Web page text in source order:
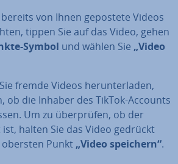
von Ihnen gepostete Videos
tippen Sie auf das Video, gehen
Symbol und wählen Sie „Video
fremde Videos her­un­ter­la­den,
ob die Inhaber des TikTok-Accounts
Um zu über­prü­fen, ob der
halten Sie das Video gedrückt
obersten Punkt „Video speichern“.